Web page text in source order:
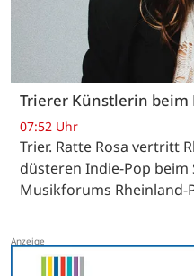
Trierer Künstlerin beim
07:52 Uhr
Trier. Ratte Rosa vertritt
düsteren Indie-Pop beim
Musikforums Rheinland-